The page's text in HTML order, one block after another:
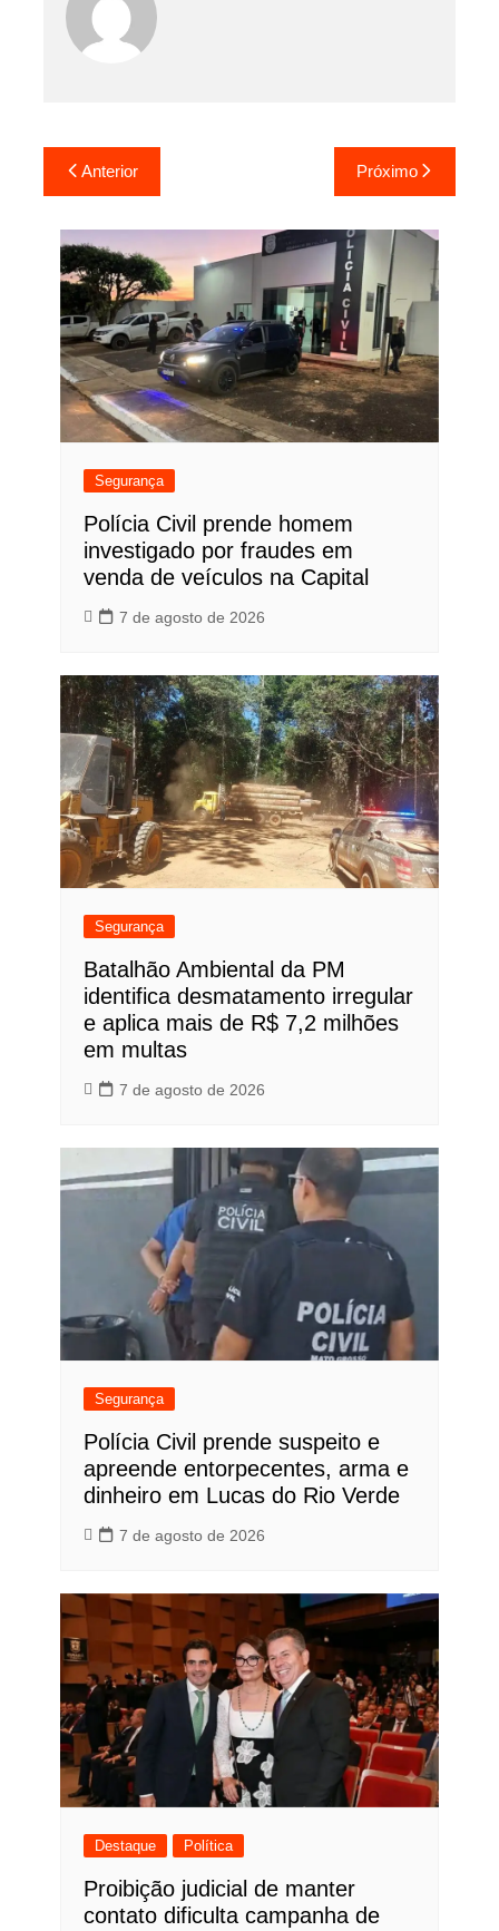
Navegação
de
Post
Anterior Próximo
Segurança
Polícia Civil prende homem
investigado por fraudes em
venda de veículos na Capital
7 de agosto de 2026
Segurança
Batalhão Ambiental da PM
identifica desmatamento irregular
e aplica mais de R$ 7,2 milhões
em multas
7 de agosto de 2026
Segurança
Polícia Civil prende suspeito e
apreende entorpecentes, arma e
dinheiro em Lucas do Rio Verde
7 de agosto de 2026
Destaque Política
Proibição judicial de manter
contato dificulta campanha de